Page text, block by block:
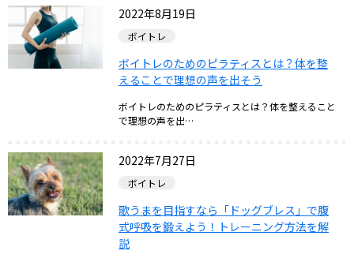
2022年8月19日
ボイトレ
ボイトレのためのピラティスとは？体を整
えることで理想の声を出そう
ボイトレのためのピラティスとは？体を整えること
で理想の声を出…
2022年7月27日
ボイトレ
歌うまを目指すなら「ドッグブレス」で腹
式呼吸を鍛えよう！トレーニング方法を解
説